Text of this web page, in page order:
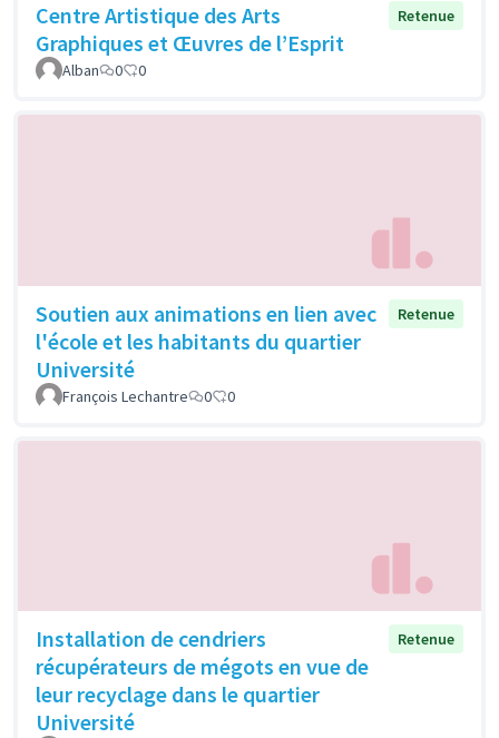
Centre Artistique des Arts
Graphiques et Œuvres de l’Esprit
Retenue
Alban 0 0
Soutien aux animations en lien avec
l'école et les habitants du quartier
Université
Retenue
François Lechantre 0 0
Installation de cendriers
récupérateurs de mégots en vue de
leur recyclage dans le quartier
Université
Retenue